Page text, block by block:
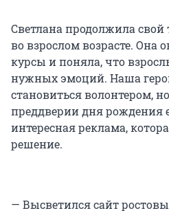
Светлана продолжила свой
во взрослом возрасте. Она
курсы и поняла, что
нужных эмоций. Наша
становиться волонтером,
преддверии дня рождения
интересная реклама,
решение.
— Высветился сайт